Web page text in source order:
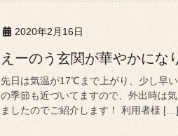
2020年2月16日
えーのう玄関が華やかにな
先日は気温が17℃まで上がり、少し早
の季節も近づいてますので、外出時は
ましたのでご紹介します！ 利用者様 […]